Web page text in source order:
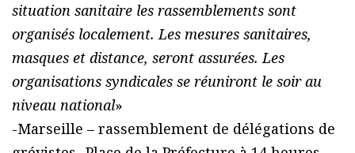
situation sanitaire les rassemblements sont
organisés localement. Les mesures sanitaires,
masques et distance, seront assurées. Les
organisations syndicales se réuniront le soir au
niveau national»
-Marseille – rassemblement de délégations de